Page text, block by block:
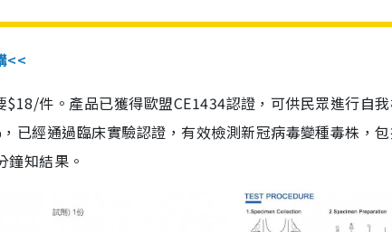
<<
件。產品已獲得歐盟CE1434認證，可供民眾進行自
已經通過臨床實驗認證，有效檢測新冠病毒變種毒株，
知結果。